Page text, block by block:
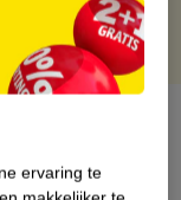
ervaring te